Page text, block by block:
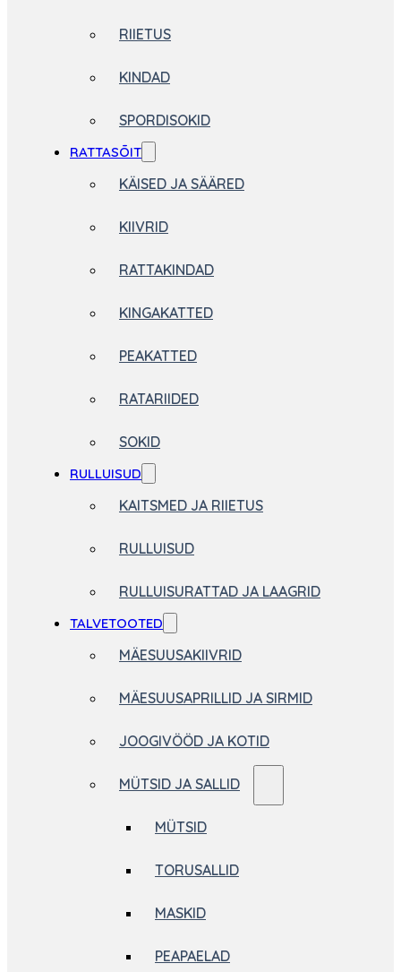
RIIETUS
KINDAD
SPORDISOKID
RATTASÕIT
KÄISED JA SÄÄRED
KIIVRID
RATTAKINDAD
KINGAKATTED
PEAKATTED
RATARIIDED
SOKID
RULLUISUD
KAITSMED JA RIIETUS
RULLUISUD
RULLUISURATTAD JA LAAGRID
TALVETOOTED
MÄESUUSAKIIVRID
MÄESUUSAPRILLID JA SIRMID
JOOGIVÖÖD JA KOTID
MÜTSID JA SALLID
MÜTSID
TORUSALLID
MASKID
PEAPAELAD